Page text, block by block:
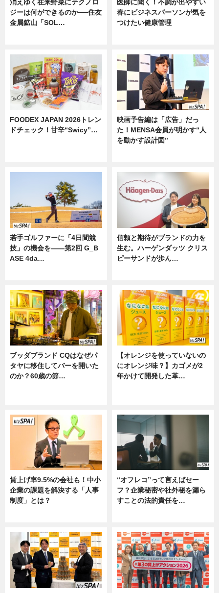
消えゆく在来野菜にテクノロ
ジーは何ができるのか──住友
金属鉱山「SOL…
医師に聞く！不調が出やすい
春にビジネスパーソンが気を
つけたい健康管理
FOODEX JAPAN 2026トレン
ドチェック！甘辛“Swicy”…
映画予告編は「広告」だっ
た！MENSA会員が明かす“人
を動かす設計図”
若手ゴルファーに「4日間競
技」の機会を——第2回 G_B
ASE 4da…
信頼と期待がブランドの力を
生む。ハーゲンダッツ クリス
ピーサンドが歩ん…
ブッダブランド CQはなぜパ
タヤに移住してバーを開いた
のか？60歳の節…
【オレンジを使っていないの
にオレンジ味？】カゴメが2
年かけて開発した革…
賃上げ率9.5%の会社も！中小
企業の課題を解決する「人事
制度」とは？
“オフレコ”って言えばセー
フ？企業秘密や社外秘を漏ら
すことの法的責任を…